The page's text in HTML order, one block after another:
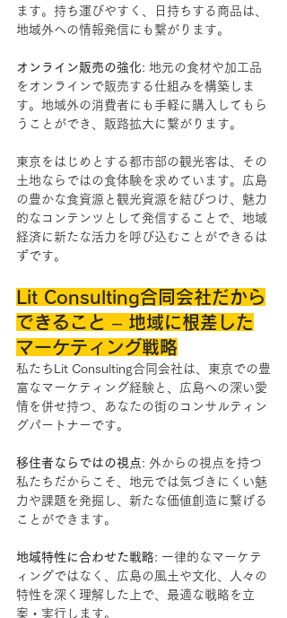
ます。持ち運びやすく、日持ちする商品は、
地域外への情報発信にも繋がります。
オンライン販売の強化: 地元の食材や加工品
をオンラインで販売する仕組みを構築しま
す。地域外の消費者にも手軽に購入してもら
うことができ、販路拡大に繋がります。
東京をはじめとする都市部の観光客は、その
土地ならではの食体験を求めています。広島
の豊かな食資源と観光資源を結びつけ、魅力
的なコンテンツとして発信することで、地域
経済に新たな活力を呼び込むことができるは
ずです。
Lit Consulting合同会社だから
できること – 地域に根差した
マーケティング戦略
私たちLit Consulting合同会社は、東京での豊
富なマーケティング経験と、広島への深い愛
情を併せ持つ、あなたの街のコンサルティン
グパートナーです。
移住者ならではの視点: 外からの視点を持つ
私たちだからこそ、地元では気づきにくい魅
力や課題を発掘し、新たな価値創造に繋げる
ことができます。
地域特性に合わせた戦略: 一律的なマーケテ
ィングではなく、広島の風土や文化、人々の
特性を深く理解した上で、最適な戦略を立
案・実行します。